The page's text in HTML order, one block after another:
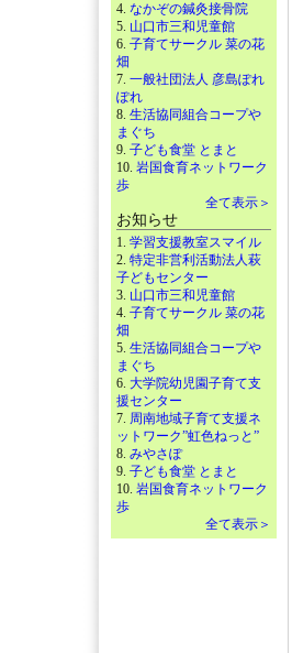
4. なかぞの鍼灸接骨院
5. 山口市三和児童館
6. 子育てサークル 菜の花
畑
7. 一般社団法人 彦島ぽれ
ぽれ
8. 生活協同組合コープや
まぐち
9. 子ども食堂 とまと
10. 岩国食育ネットワーク
歩
全て表示＞
お知らせ
1. 学習支援教室スマイル
2. 特定非営利活動法人萩
子どもセンター
3. 山口市三和児童館
4. 子育てサークル 菜の花
畑
5. 生活協同組合コープや
まぐち
6. 大学院幼児園子育て支
援センター
7. 周南地域子育て支援ネ
ットワーク”虹色ねっと”
8. みやさぽ
9. 子ども食堂 とまと
10. 岩国食育ネットワーク
歩
全て表示＞